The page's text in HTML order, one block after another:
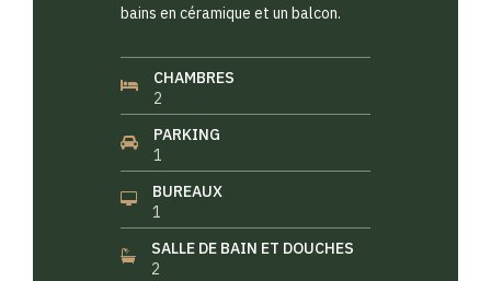
bains en céramique et un balcon.
CHAMBRES
2
PARKING
1
BUREAUX
1
SALLE DE BAIN ET DOUCHES
2